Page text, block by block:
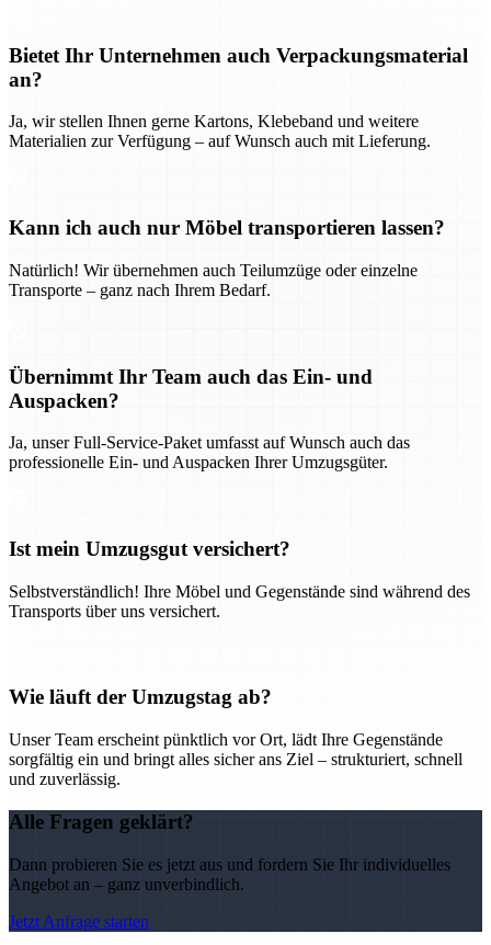
Bietet Ihr Unternehmen auch Verpackungsmaterial
an?
Ja, wir stellen Ihnen gerne Kartons, Klebeband und weitere
Materialien zur Verfügung – auf Wunsch auch mit Lieferung.
Kann ich auch nur Möbel transportieren lassen?
Natürlich! Wir übernehmen auch Teilumzüge oder einzelne
Transporte – ganz nach Ihrem Bedarf.
Übernimmt Ihr Team auch das Ein- und
Auspacken?
Ja, unser Full-Service-Paket umfasst auf Wunsch auch das
professionelle Ein- und Auspacken Ihrer Umzugsgüter.
Ist mein Umzugsgut versichert?
Selbstverständlich! Ihre Möbel und Gegenstände sind während des
Transports über uns versichert.
Wie läuft der Umzugstag ab?
Unser Team erscheint pünktlich vor Ort, lädt Ihre Gegenstände
sorgfältig ein und bringt alles sicher ans Ziel – strukturiert, schnell
und zuverlässig.
Alle Fragen geklärt?
Dann probieren Sie es jetzt aus und fordern Sie Ihr individuelles
Angebot an – ganz unverbindlich.
Jetzt Anfrage starten